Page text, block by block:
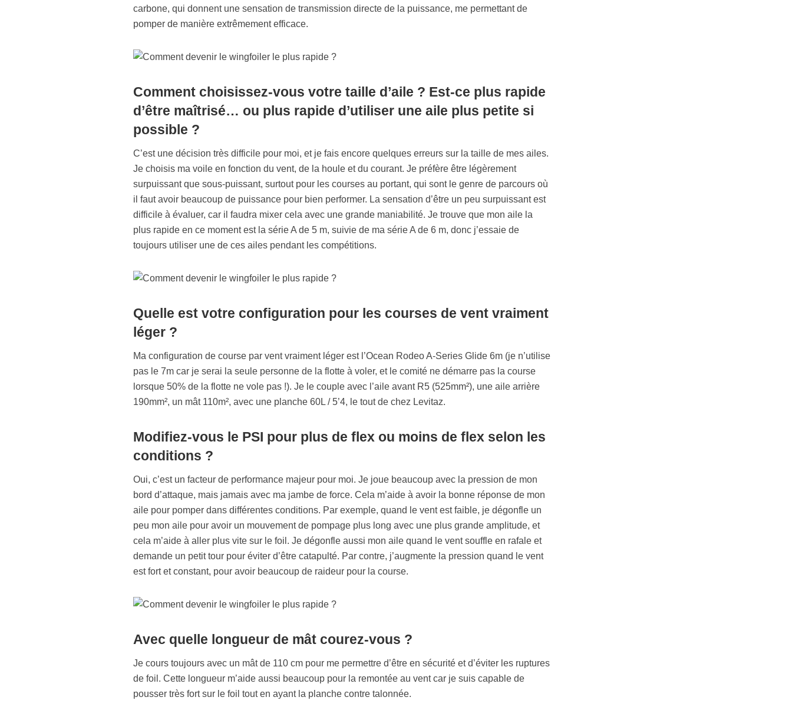
carbone, qui donnent une sensation de transmission directe de la puissance, me permettant de
pomper de manière extrêmement efficace.
Comment choisissez-vous votre taille d’aile ? Est-ce plus rapide
d’être maîtrisé… ou plus rapide d’utiliser une aile plus petite si
possible ?
C’est une décision très difficile pour moi, et je fais encore quelques erreurs sur la taille de mes ailes.
Je choisis ma voile en fonction du vent, de la houle et du courant. Je préfère être légèrement
surpuissant que sous-puissant, surtout pour les courses au portant, qui sont le genre de parcours où
il faut avoir beaucoup de puissance pour bien performer. La sensation d’être un peu surpuissant est
difficile à évaluer, car il faudra mixer cela avec une grande maniabilité. Je trouve que mon aile la
plus rapide en ce moment est la série A de 5 m, suivie de ma série A de 6 m, donc j’essaie de
toujours utiliser une de ces ailes pendant les compétitions.
Quelle est votre configuration pour les courses de vent vraiment
léger ?
Ma configuration de course par vent vraiment léger est l’Ocean Rodeo A-Series Glide 6m (je n’utilise
pas le 7m car je serai la seule personne de la flotte à voler, et le comité ne démarre pas la course
lorsque 50% de la flotte ne vole pas !). Je le couple avec l’aile avant R5 (525mm²), une aile arrière
190mm², un mât 110m², avec une planche 60L / 5’4, le tout de chez Levitaz.
Modifiez-vous le PSI pour plus de flex ou moins de flex selon les
conditions ?
Oui, c’est un facteur de performance majeur pour moi. Je joue beaucoup avec la pression de mon
bord d’attaque, mais jamais avec ma jambe de force. Cela m’aide à avoir la bonne réponse de mon
aile pour pomper dans différentes conditions. Par exemple, quand le vent est faible, je dégonfle un
peu mon aile pour avoir un mouvement de pompage plus long avec une plus grande amplitude, et
cela m’aide à aller plus vite sur le foil. Je dégonfle aussi mon aile quand le vent souffle en rafale et
demande un petit tour pour éviter d’être catapulté. Par contre, j’augmente la pression quand le vent
est fort et constant, pour avoir beaucoup de raideur pour la course.
Avec quelle longueur de mât courez-vous ?
Je cours toujours avec un mât de 110 cm pour me permettre d’être en sécurité et d’éviter les ruptures
de foil. Cette longueur m’aide aussi beaucoup pour la remontée au vent car je suis capable de
pousser très fort sur le foil tout en ayant la planche contre talonnée.